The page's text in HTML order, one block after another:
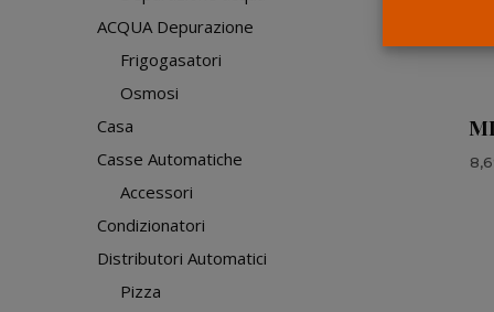
ACQUA Depurazione
Frigogasatori
Osmosi
Casa
Casse Automatiche
Accessori
Condizionatori
Distributori Automatici
Pizza